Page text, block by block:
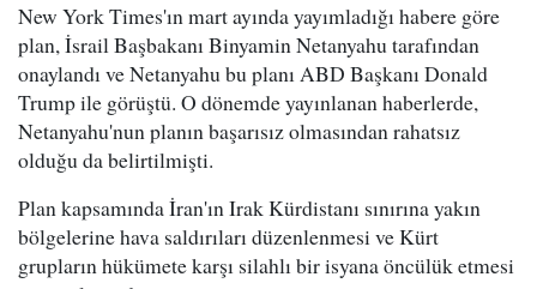
New York Times'ın mart ayında yayımladığı habere göre
plan, İsrail Başbakanı Binyamin Netanyahu tarafından
onaylandı ve Netanyahu bu planı ABD Başkanı Donald
Trump ile görüştü. O dönemde yayınlanan haberlerde,
Netanyahu'nun planın başarısız olmasından rahatsız
olduğu da belirtilmişti.
Plan kapsamında İran'ın Irak Kürdistanı sınırına yakın
bölgelerine hava saldırıları düzenlenmesi ve Kürt
grupların hükümete karşı silahlı bir isyana öncülük etmesi